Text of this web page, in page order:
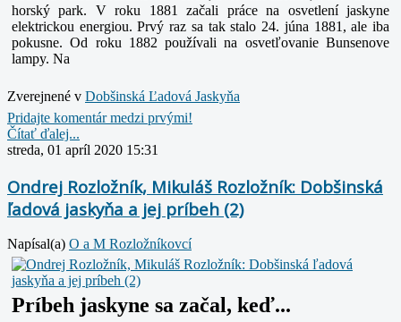
horský park. V roku 1881 začali práce na osvetlení jaskyne
elektrickou energiou. Prvý raz sa tak stalo 24. júna 1881, ale iba
pokusne. Od roku 1882 používali na osvetľovanie Bunsenove
lampy. Na
Zverejnené v Dobšinská Ľadová Jaskyňa
Pridajte komentár medzi prvými!
Čítať ďalej...
streda, 01 apríl 2020 15:31
Ondrej Rozložník, Mikuláš Rozložník: Dobšinská
ľadová jaskyňa a jej príbeh (2)
Napísal(a) O a M Rozložníkovcí
Príbeh jaskyne sa začal, keď...